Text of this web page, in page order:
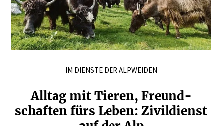
IM DIENSTE DER ALPWEIDEN
Alltag mit Tieren, Freund­
schaften fürs Leben: Zivil­dienst